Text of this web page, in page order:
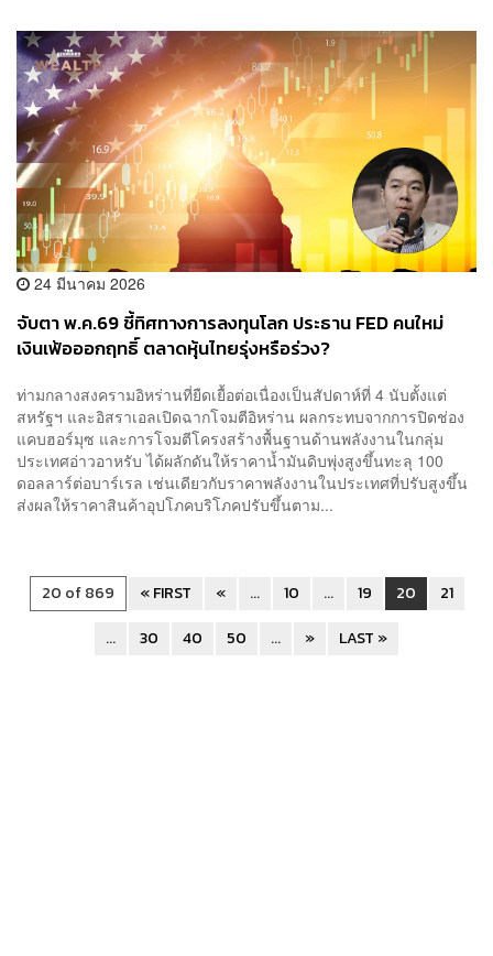
24 มีนาคม 2026
จับตา พ.ค.69 ชี้ทิศทางการลงทุนโลก ประธาน FED คนใหม่
เงินเฟ้อออกฤทธิ์ ตลาดหุ้นไทยรุ่งหรือร่วง?
ท่ามกลางสงครามอิหร่านที่ยืดเยื้อต่อเนื่องเป็นสัปดาห์ที่ 4 นับตั้งแต่
สหรัฐฯ และอิสราเอลเปิดฉากโจมตีอิหร่าน ผลกระทบจากการปิดช่อง
แคบฮอร์มุซ และการโจมตีโครงสร้างพื้นฐานด้านพลังงานในกลุ่ม
ประเทศอ่าวอาหรับ ได้ผลักดันให้ราคาน้ำมันดิบพุ่งสูงขึ้นทะลุ 100
ดอลลาร์ต่อบาร์เรล เช่นเดียวกับราคาพลังงานในประเทศที่ปรับสูงขึ้น
ส่งผลให้ราคาสินค้าอุปโภคบริโภคปรับขึ้นตาม...
20 of 869 « FIRST « ... 10 ... 19 20
21
...
30 40 50 ... » LAST »